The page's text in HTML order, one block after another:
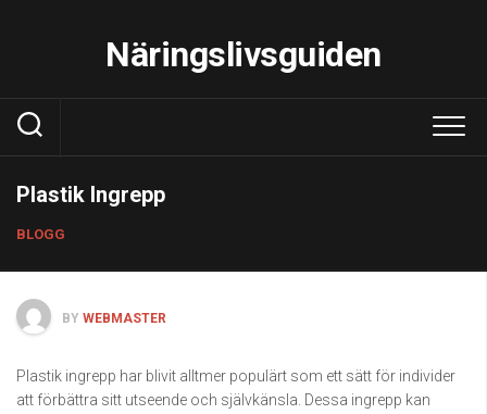
Näringslivsguiden
Plastik Ingrepp
BLOGG
BY WEBMASTER
Plastik ingrepp har blivit alltmer populärt som ett sätt för individer
att förbättra sitt utseende och självkänsla. Dessa ingrepp kan